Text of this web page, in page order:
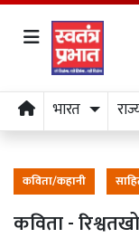
भारत
कविता/कहानी
कविता -